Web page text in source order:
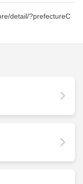
detail/?prefectureC